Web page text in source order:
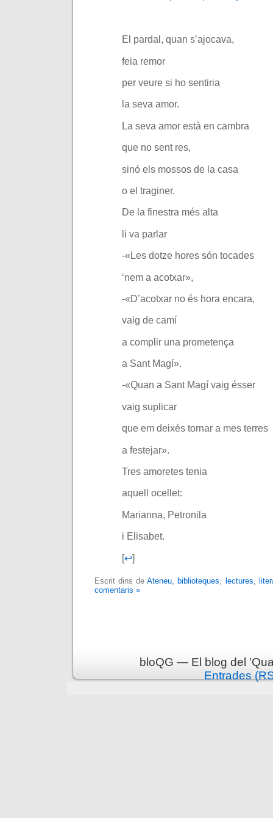
El pardal, quan s’ajocava,
feia remor
per veure si ho sentiria
la seva amor.
La seva amor està en cambra
que no sent res,
sinó els mossos de la casa
o el traginer.
De la finestra més alta
li va parlar
-«Les dotze hores són tocades
‘nem a acotxar»,
-«D’acotxar no és hora encara,
vaig de camí
a complir una prometença
a Sant Magí».
-«Quan a Sant Magí vaig ésser
vaig suplicar
que em deixés tornar a mes terres
a festejar».
Tres amoretes tenia
aquell ocellet:
Marianna, Petronila
i Elisabet.
[↩]
Escrit dins deAteneu, biblioteques
lectures,
comentaris »
bloQG — El blog del
Entrades